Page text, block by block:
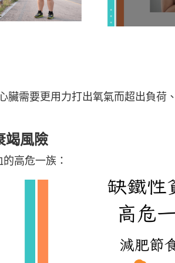
臟需要更用力打出氧氣而超出負荷
竭風險
高危一族：